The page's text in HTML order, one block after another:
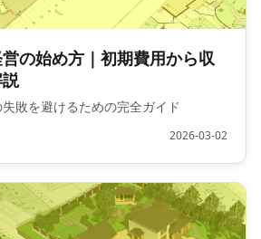
の始め方｜初期費用から収
敗を避けるための完全ガイド
2026-03-02